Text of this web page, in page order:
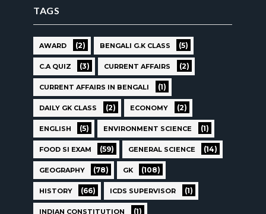
TAGS
AWARD (2) BENGALI G.K CLASS (5)
C.A QUIZ (3) CURRENT AFFAIRS (2)
CURRENT AFFAIRS IN BENGALI (1)
DAILY GK CLASS (2) ECONOMY (2)
ENGLISH (5) ENVIRONMENT SCIENCE (1)
FOOD SI EXAM (59) GENERAL SCIENCE (14)
GEOGRAPHY (78) GK (108)
HISTORY (66) ICDS SUPERVISOR (1)
INDIAN CONSTITUTION (1)